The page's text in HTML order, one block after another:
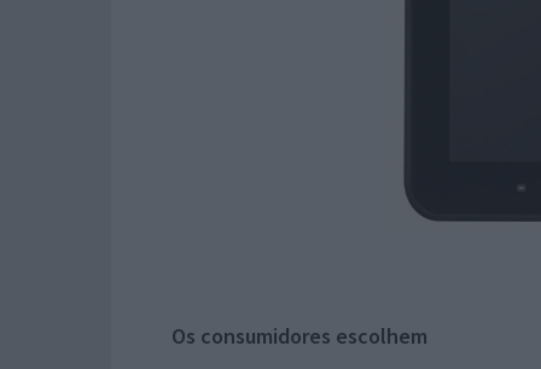
Os consumidores escolhem